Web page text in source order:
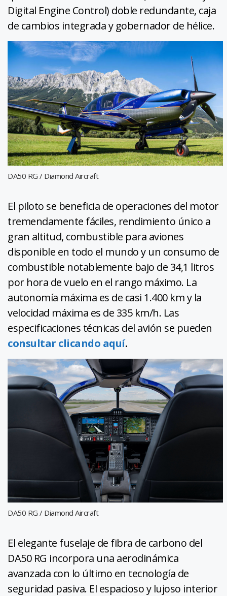
Digital Engine Control) doble redundante, caja
de cambios integrada y gobernador de hélice.
DA50 RG / Diamond Aircraft
El piloto se beneficia de operaciones del motor
tremendamente fáciles, rendimiento único a
gran altitud, combustible para aviones
disponible en todo el mundo y un consumo de
combustible notablemente bajo de 34,1 litros
por hora de vuelo en el rango máximo. La
autonomía máxima es de casi 1.400 km y la
velocidad máxima es de 335 km/h. Las
especificaciones técnicas del avión se pueden
consultar clicando aquí.
DA50 RG / Diamond Aircraft
El elegante fuselaje de fibra de carbono del
DA50 RG incorpora una aerodinámica
avanzada con lo último en tecnología de
seguridad pasiva. El espacioso y lujoso interior